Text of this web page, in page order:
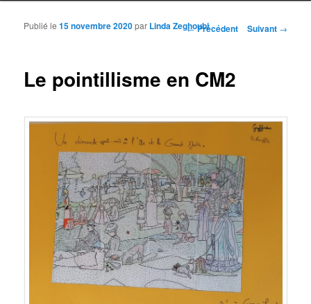
Navigation des articles
←Précédent Suivant →
Le pointillisme en CM2
Publié le15 novembre 2020par Linda Zeghoubi